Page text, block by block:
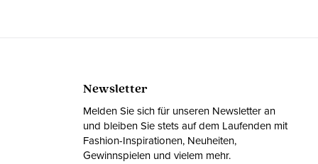
Newsletter
Melden Sie sich für unseren Newsletter an
und bleiben Sie stets auf dem Laufenden mit
Fashion-Inspirationen, Neuheiten,
Gewinnspielen und vielem mehr.